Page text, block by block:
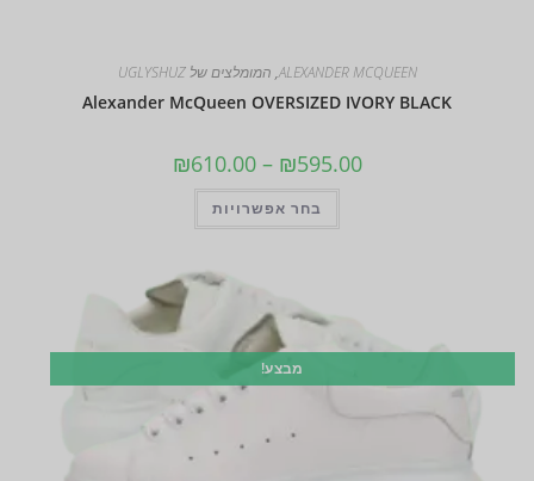
ALEXANDER MCQUEEN
, המומלצים של UGLYSHUZ
Alexander McQueen OVERSIZED IVORY BLACK
₪595.00
–
₪610.00
בחר אפשרויות
מבצע!